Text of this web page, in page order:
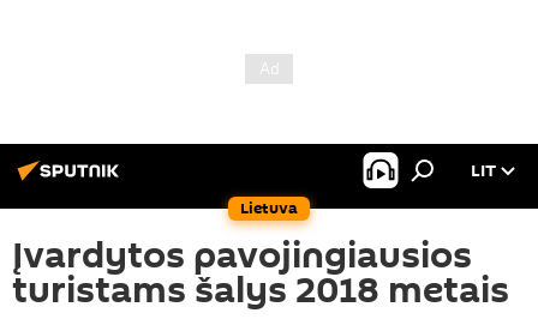
Lietuva
LIT
Įvardytos pavojingiausios
turistams šalys 2018 metais